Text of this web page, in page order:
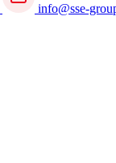
info@sse-